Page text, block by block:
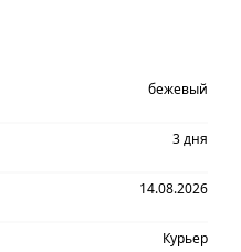
бежевый
3 дня
14.08.2026
Курьер